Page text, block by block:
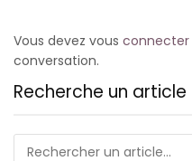
Vous devez vous connecter
conversation.
Recherche un article